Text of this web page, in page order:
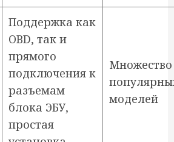
Поддержка как
OBD, так и
прямого
подключения к
разъемам
блока ЭБУ,
простая
Множество
моделей